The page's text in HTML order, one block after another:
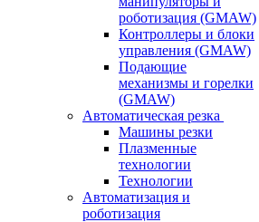
роботизация (GMAW)
Контроллеры и блоки
управления (GMAW)
Подающие
механизмы и горелки
(GMAW)
Автоматическая резка
Машины резки
Плазменные
технологии
Технологии
Автоматизация и
роботизация